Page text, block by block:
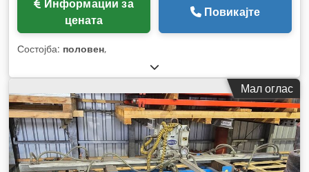
цената
Повикајте
Состојба: половен,
Мал оглас